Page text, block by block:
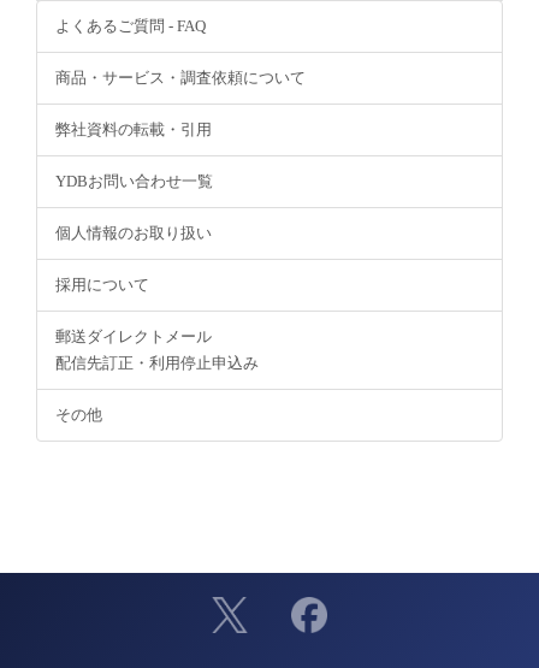
よくあるご質問 - FAQ
商品・サービス・調査依頼について
弊社資料の転載・引用
YDBお問い合わせ一覧
個人情報のお取り扱い
採用について
郵送ダイレクトメール
配信先訂正・利用停止申込み
その他